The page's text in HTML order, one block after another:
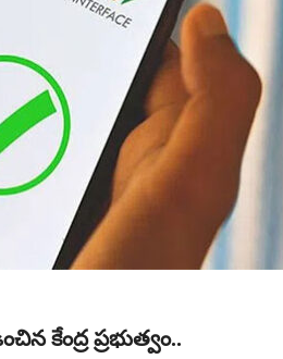
కేంద్ర ప్రభుత్వం..